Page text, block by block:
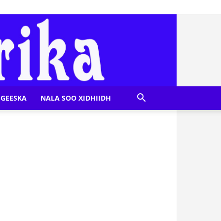
NALA SOO XIDHIIDH